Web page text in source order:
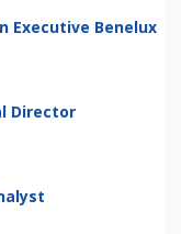
Executive Benelux
Director